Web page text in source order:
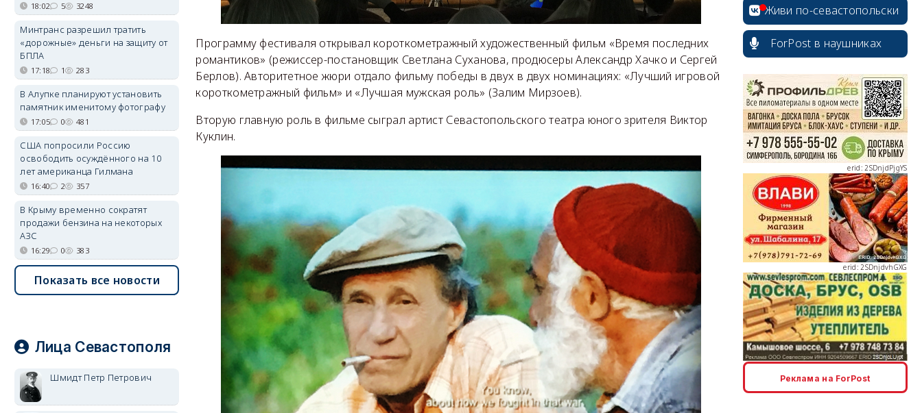
Программу фестиваля открывал короткометражный художественный фильм «Время последних
романтиков» (режиссер-постановщик Светлана Суханова, продюсеры Александр Хачко и Сергей
Берлов). Авторитетное жюри отдало фильму победы в двух в двух номинациях: «Лучший игровой
короткометражный фильм» и «Лучшая мужская роль» (Залим Мирзоев).
Вторую главную роль в фильме сыграл артист Севастопольского театра юного зрителя Виктор
Куклин.
18:02 5 3248
Минтранс разрешил тратить
«дорожные» деньги на защиту от
БПЛА
17:18 1 283
В Алупке планируют установить
памятник именитому фотографу
17:05 0 481
США попросили Россию
освободить осуждённого на 10
лет американца Гилмана
16:40 2 357
В Крыму временно сократят
продажи бензина на некоторых
АЗС
16:29 0 383
Показать все новости
Лица Севастополя
Шмидт Петр Петрович
Живи по-севастопольски
ForPost в наушниках
erid: 2SDnjcrDNw6
erid: 2SDnjdPjgYS
erid: 2SDnjdvhGXG
erid: 2SDnjcLUypt
Реклама на ForPost